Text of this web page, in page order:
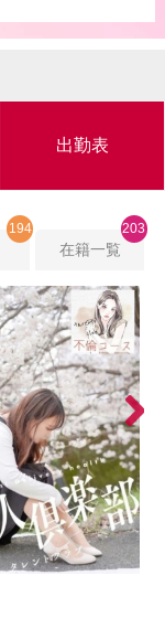
出勤表
194
在籍一覧
203